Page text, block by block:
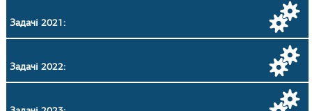
Задачі 2021:
Задачі 2022: